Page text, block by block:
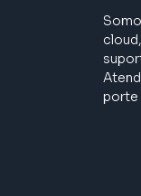
porte